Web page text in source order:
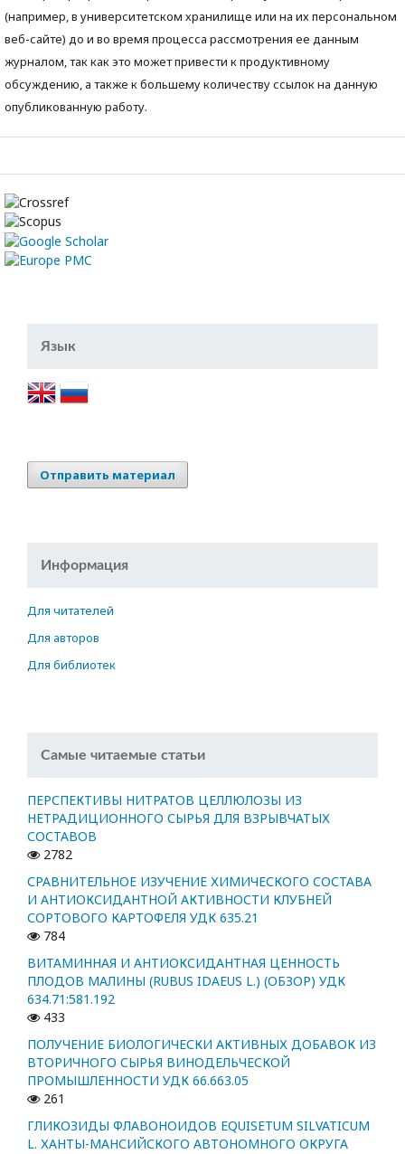
(например, в университетском хранилище или на их персональном
веб-сайте) до и во время процесса рассмотрения ее данным
журналом, так как это может привести к продуктивному
обсуждению, а также к большему количеству ссылок на данную
опубликованную работу.
Язык
Отправить материал
Информация
Для читателей
Для авторов
Для библиотек
Самые читаемые статьи
ПЕРСПЕКТИВЫ НИТРАТОВ ЦЕЛЛЮЛОЗЫ ИЗ
НЕТРАДИЦИОННОГО СЫРЬЯ ДЛЯ ВЗРЫВЧАТЫХ
СОСТАВОВ
2782
СРАВНИТЕЛЬНОЕ ИЗУЧЕНИЕ ХИМИЧЕСКОГО СОСТАВА
И АНТИОКСИДАНТНОЙ АКТИВНОСТИ КЛУБНЕЙ
СОРТОВОГО КАРТОФЕЛЯ УДК 635.21
784
ВИТАМИННАЯ И АНТИОКСИДАНТНАЯ ЦЕННОСТЬ
ПЛОДОВ МАЛИНЫ (RUBUS IDAEUS L.) (ОБЗОР) УДК
634.71:581.192
433
ПОЛУЧЕНИЕ БИОЛОГИЧЕСКИ АКТИВНЫХ ДОБАВОК ИЗ
ВТОРИЧНОГО СЫРЬЯ ВИНОДЕЛЬЧЕСКОЙ
ПРОМЫШЛЕННОСТИ УДК 66.663.05
261
ГЛИКОЗИДЫ ФЛАВОНОИДОВ EQUISETUM SILVATICUM
L. ХАНТЫ-МАНСИЙСКОГО АВТОНОМНОГО ОКРУГА